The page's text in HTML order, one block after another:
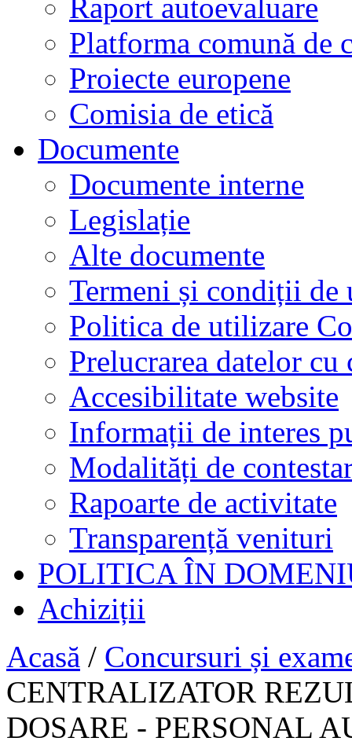
Raport autoevaluare
Platforma comună de
Proiecte europene
Comisia de etică
Documente
Documente interne
Legislație
Alte documente
Termeni și condiții de
Politica de utilizare
Prelucrarea datelor cu
Accesibilitate website
Informații de interes
Modalități de
Rapoarte de activitate
Transparență venituri
POLITICA ÎN
Achiziții
Acasă / Concursuri și
CENTRALIZATOR
DOSARE - PERSONAL